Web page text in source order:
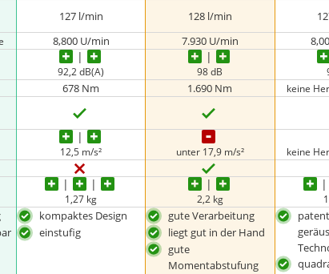
127 l/min 128 l/min
8,800 U/min 7.930 U/min
92,2 dB(A) 98 dB
678 Nm 1.690 Nm keine
12,5 m/s² unter 17,9 m/s² keine
1,27 kg 2,2 kg
kompaktes Design
einstufig
gute Verarbeitung
liegt gut in der Hand
gute
Momentabstufung